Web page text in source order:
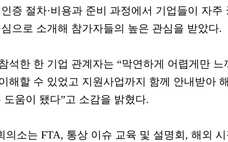
증 절차·비용과 준비 과정에서 기업들이 자주
으로 소개해 참가자들의 높은 관심을 받았다.
석한 한 기업 관계자는 “막연하게 어렵게만 느
해할 수 있었고 지원사업까지 함께 안내받아
도움이 됐다”고 소감을 밝혔다.
의소는 FTA, 통상 이슈 교육 및 설명회, 해외